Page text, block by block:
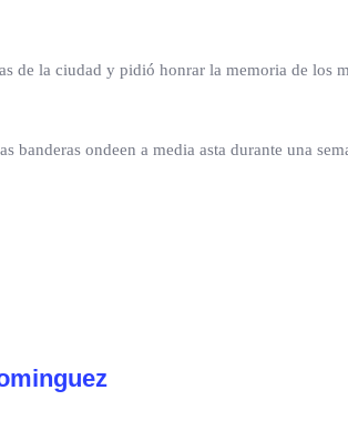
de la ciudad y pidió honrar la memoria de los
banderas ondeen a media asta durante una